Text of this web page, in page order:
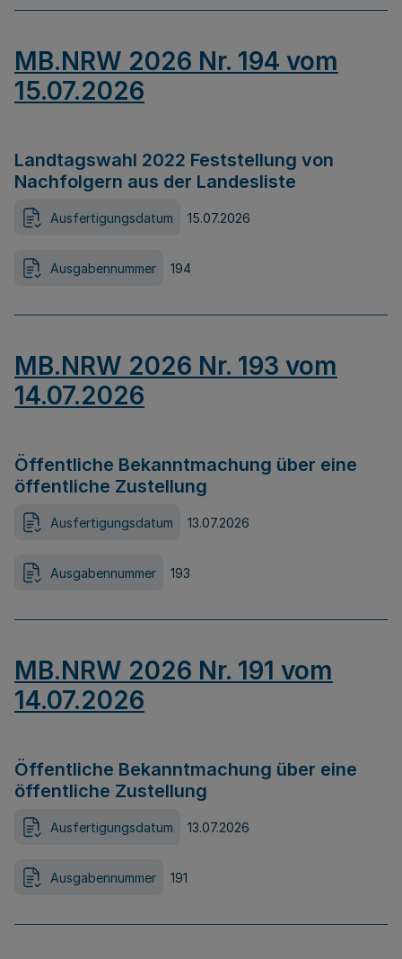
MB.NRW 2026 Nr. 194 vom
15.07.2026
Landtagswahl 2022 Feststellung von
Nachfolgern aus der Landesliste
Ausfertigungsdatum 15.07.2026
Ausgabennummer 194
MB.NRW 2026 Nr. 193 vom
14.07.2026
Öffentliche Bekanntmachung über eine
öffentliche Zustellung
Ausfertigungsdatum 13.07.2026
Ausgabennummer 193
MB.NRW 2026 Nr. 191 vom
14.07.2026
Öffentliche Bekanntmachung über eine
öffentliche Zustellung
Ausfertigungsdatum 13.07.2026
Ausgabennummer 191